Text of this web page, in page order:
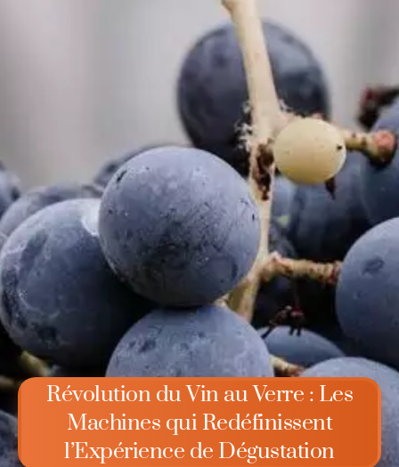
Révolution du Vin au Verre : Les
Machines qui Redéfinissent
l’Expérience de Dégustation